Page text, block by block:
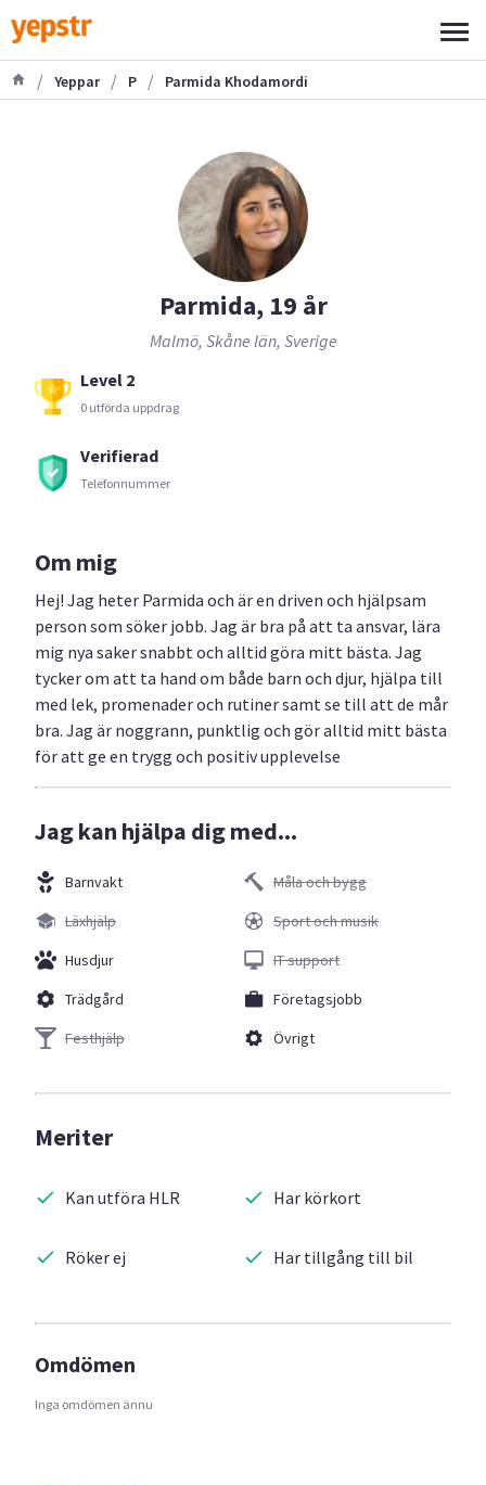
/ Yeppar / P / Parmida Khodamordi
Parmida, 19 år
Malmö, Skåne län, Sverige
Level 2
0 utförda uppdrag
Verifierad
Telefonnummer
Om mig
Hej! Jag heter Parmida och är en driven och hjälpsam
person som söker jobb. Jag är bra på att ta ansvar, lära
mig nya saker snabbt och alltid göra mitt bästa. Jag
tycker om att ta hand om både barn och djur, hjälpa till
med lek, promenader och rutiner samt se till att de mår
bra. Jag är noggrann, punktlig och gör alltid mitt bästa
för att ge en trygg och positiv upplevelse
Jag kan hjälpa dig med...
Barnvakt
Läxhjälp
Husdjur
Trädgård
Festhjälp
Måla och bygg
Sport och musik
IT support
Företagsjobb
Övrigt
Meriter
Kan utföra HLR
Röker ej
Har körkort
Har tillgång till bil
Omdömen
Inga omdömen ännu